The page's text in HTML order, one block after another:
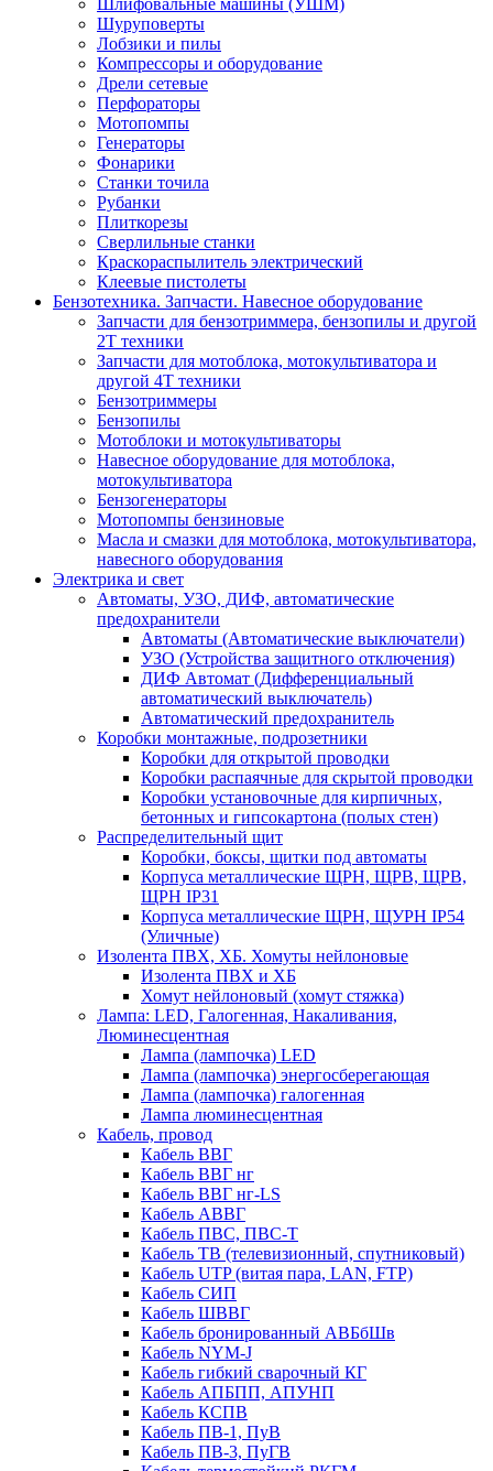
Шлифовальные машины (УШМ)
Шуруповерты
Лобзики и пилы
Компрессоры и оборудование
Дрели сетевые
Перфораторы
Мотопомпы
Генераторы
Фонарики
Станки точила
Рубанки
Плиткорезы
Сверлильные станки
Краскораспылитель электрический
Клеевые пистолеты
Бензотехника. Запчасти. Навесное оборудование
Запчасти для бензотриммера, бензопилы и другой
2Т техники
Запчасти для мотоблока, мотокультиватора и
другой 4Т техники
Бензотриммеры
Бензопилы
Мотоблоки и мотокультиваторы
Навесное оборудование для мотоблока,
мотокультиватора
Бензогенераторы
Мотопомпы бензиновые
Масла и смазки для мотоблока, мотокультиватора,
навесного оборудования
Электрика и свет
Автоматы, УЗО, ДИФ, автоматические
предохранители
Автоматы (Автоматические выключатели)
УЗО (Устройства защитного отключения)
ДИФ Автомат (Дифференциальный
автоматический выключатель)
Автоматический предохранитель
Коробки монтажные, подрозетники
Коробки для открытой проводки
Коробки распаячные для скрытой проводки
Коробки установочные для кирпичных,
бетонных и гипсокартона (полых стен)
Распределительный щит
Коробки, боксы, щитки под автоматы
Корпуса металлические ЩРН, ЩРВ, ЩРВ,
ЩРН IP31
Корпуса металлические ЩРН, ЩУРН IP54
(Уличные)
Изолента ПВХ, ХБ. Хомуты нейлоновые
Изолента ПВХ и ХБ
Хомут нейлоновый (хомут стяжка)
Лампа: LED, Галогенная, Накаливания,
Люминесцентная
Лампа (лампочка) LED
Лампа (лампочка) энергосберегающая
Лампа (лампочка) галогенная
Лампа люминесцентная
Кабель, провод
Кабель ВВГ
Кабель ВВГ нг
Кабель ВВГ нг-LS
Кабель АВВГ
Кабель ПВС, ПВС-Т
Кабель ТВ (телевизионный, спутниковый)
Кабель UTP (витая пара, LAN, FTP)
Кабель СИП
Кабель ШВВГ
Кабель бронированный АВБбШв
Кабель NYM-J
Кабель гибкий сварочный КГ
Кабель АПБПП, АПУНП
Кабель КСПВ
Кабель ПВ-1, ПуВ
Кабель ПВ-3, ПуГВ